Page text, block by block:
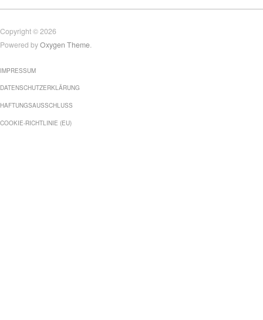
Copyright © 2026
Powered byOxygen Theme
IMPRESSUM
DATENSCHUTZERKLÄRUNG
HAFTUNGSAUSSCHLUSS
COOKIE-RICHTLINIE (EU)